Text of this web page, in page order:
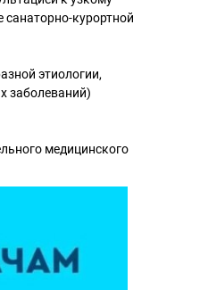
курортной
этиологии,
заболеваний)
медицинского